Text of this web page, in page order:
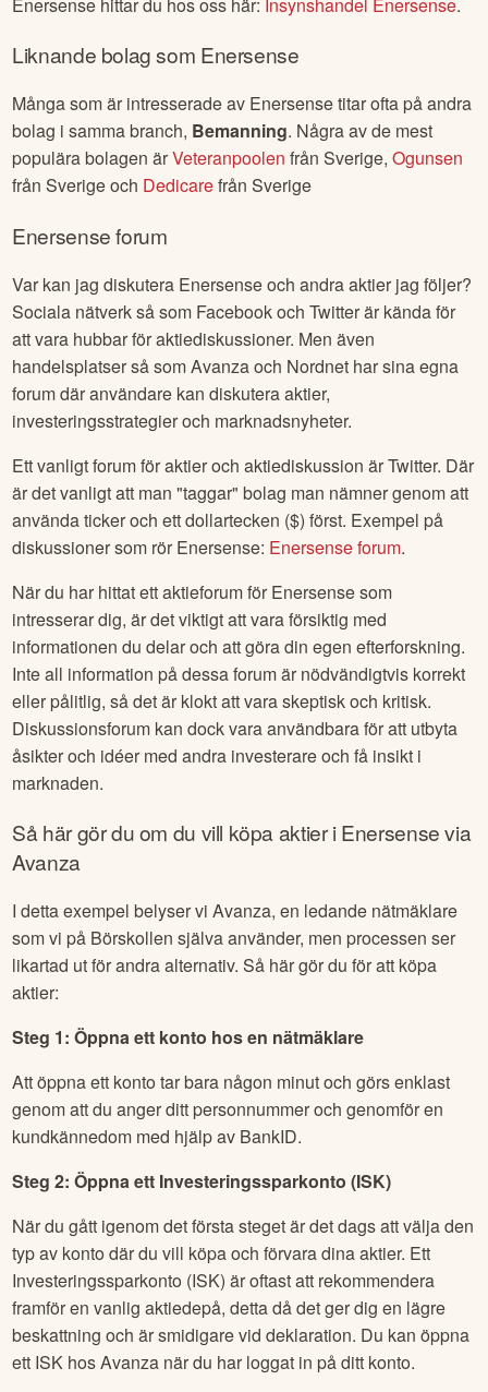
Liknande bolag som Enersense
Många som är intresserade av Enersensetitar ofta på andra
bolag i samma branch, Bemanning. Några av de mest
populära bolagen ärVeteranpoolen frånSverige,Ogunsen
frånSverigeoch DedicarefrånSverige
Enersenseforum
Var kan jag diskutera Enersenseoch andra aktier jag följer?
Sociala nätverk så som Facebook och Twitter är kända för
att vara hubbar för aktiediskussioner. Men även
handelsplatser så som Avanza och Nordnet har sina egna
forum där användare kan diskutera aktier,
investeringsstrategier och marknadsnyheter.
Ett vanligt forum för aktier och aktiediskussion är Twitter. Där
är det vanligt att man "taggar" bolag man nämner genom att
använda ticker och ett dollartecken ($) först. Exempel på
diskussioner som rör Enersense: Enersenseforum.
När du har hittat ett aktieforum för Enersensesom
intresserar dig, är det viktigt att vara försiktig med
informationen du delar och att göra din egen efterforskning.
Inte all information på dessa forum är nödvändigtvis korrekt
eller pålitlig, så det är klokt att vara skeptisk och kritisk.
Diskussionsforum kan dock vara användbara för att utbyta
åsikter och idéer med andra investerare och få insikt i
marknaden.
Så här gör du om du vill köpa aktier iEnersensevia
Avanza
I detta exempel belyser vi Avanza, en ledande nätmäklare
som vi på Börskollen själva använder, men processen ser
likartad ut för andra alternativ. Så här gör du för att köpa
aktier:
Steg 1: Öppna ett konto hos en nätmäklare
Att öppna ett konto tar bara någon minut och görs enklast
genom att du anger ditt personnummer och genomför en
kundkännedom med hjälp av BankID.
Steg 2: Öppna ett Investeringssparkonto (ISK)
När du gått igenom det första steget är det dags att välja den
typ av konto där du vill köpa och förvara dina aktier. Ett
Investeringssparkonto (ISK) är oftast att rekommendera
framför en vanlig aktiedepå, detta då det ger dig en lägre
beskattning och är smidigare vid deklaration. Du kan öppna
ett ISK hos Avanza när du har loggat in på ditt konto.